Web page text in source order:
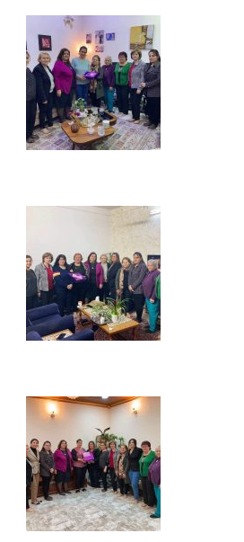
نتائج الاستفتاء.. بين اعلان الموالاة والمعارضة...